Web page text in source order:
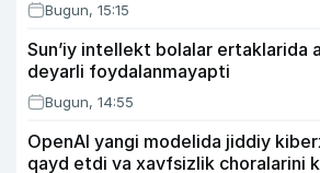
Bugun, 15:15
Sun’iy intellekt bolalar ertaklarida
deyarli foydalanmayapti
Bugun, 14:55
OpenAI yangi modelida jiddiy
qayd etdi va xavfsizlik choralarini